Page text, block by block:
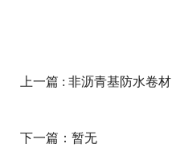
上一篇 : 非沥青基防水卷材
下一篇：暂无